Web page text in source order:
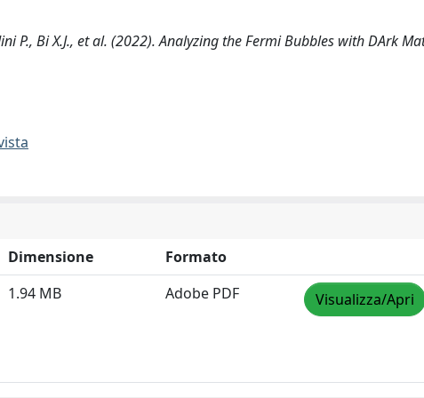
P., Bi X.J., et al. (2022). Analyzing the Fermi Bubbles with DArk
Dimensione
Formato
1.94 MB Adobe PDF Visualizza/Apri